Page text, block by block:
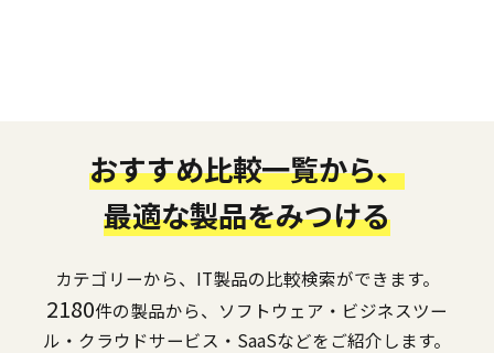
おすすめ比較一覧から、
最適な製品をみつける
カテゴリーから、IT製品の比較検索ができます。
2180件の製品から、ソフトウェア・ビジネスツー
ル・クラウドサービス・SaaSなどをご紹介します。